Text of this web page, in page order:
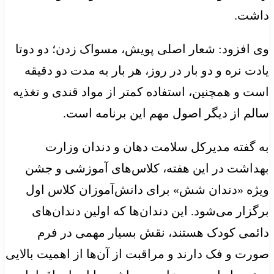
داشت.
وی افزود: شعار اصلی پویش، مسواک زدن؛ دو دوتا
یادت نره و دو بار در روز، هر بار به مدت دو دقیقه
است و همچنین، استفاده کمتر از مواد قندی و تغذیه
سالم از دیگر اصول مهم این برنامه است.
به گفته مدیرکل سلامت دهان و دندان وزارت
بهداشت در این هفته، کلاس‌های آموزشی و جشن
ویژه «دندان شش» برای دانش‌آموزان کلاس اول
برگزار می‌شود. این دندان‌ها که اولین دندان‌های
دائمی کودک هستند، نقش بسیار مهمی در فرم
صورت و فک دارند و مراقبت از آن‌ها از اهمیت بالایی